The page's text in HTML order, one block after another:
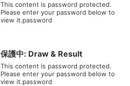
This content is password protected.
Please enter your password below to
view it.password
保護中: Draw & Result
This content is password protected.
Please enter your password below to
view it.password